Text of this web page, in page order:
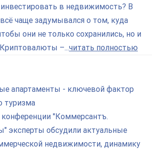
в недвижимость? В
чаще задумывался о том, куда
они не только сохранились, но и
–...читать полностью
апартаменты - ключевой фактор
туризма
конференции "Коммерсантъ.
эксперты обсудили актуальные
недвижимости, динамику